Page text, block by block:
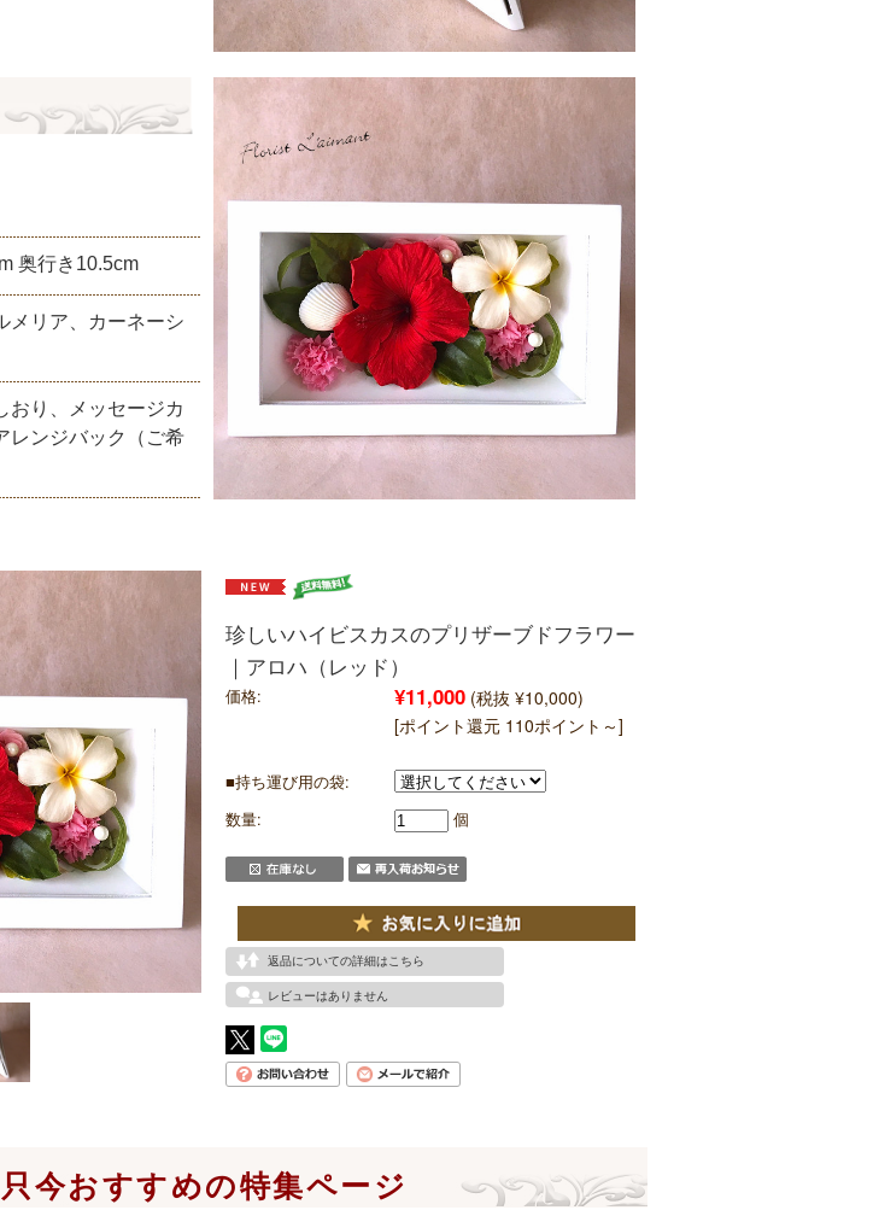
奥行き10.5cm
メリア、カーネーシ
おり、メッセージカ
レンジバック（ご希
珍しいハイビスカスのプリザーブドフラワー
｜アロハ（レッド）
価格: ¥11,000 (税抜 ¥10,000)
[ポイント還元 110ポイント～]
■持ち運び用の袋:
数量:
個
返品についての詳細はこちら
レビューはありません
只今おすすめの特集ページ